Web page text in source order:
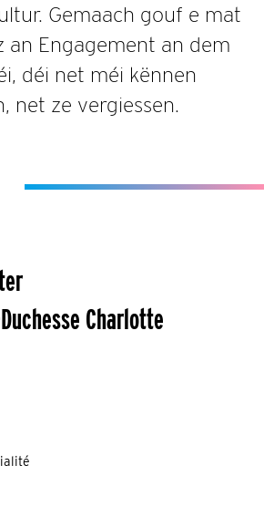
Gemaach gouf e mat
an Engagement an dem
déi net méi kënnen
net ze vergiessen.
Charlotte